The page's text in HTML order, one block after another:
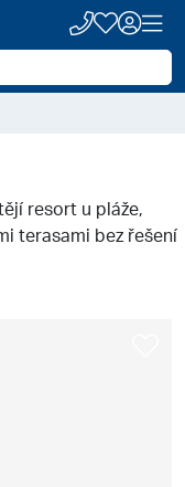
resort u pláže,
terasami bez řešení